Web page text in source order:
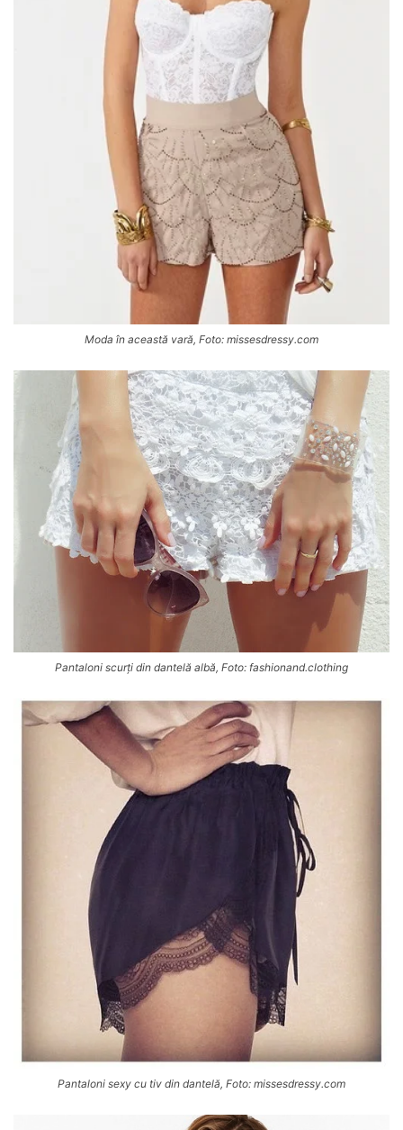
Moda în această vară, Foto: missesdressy.com
Pantaloni scurți din dantelă albă, Foto: fashionand.clothing
Pantaloni sexy cu tiv din dantelă, Foto: missesdressy.com